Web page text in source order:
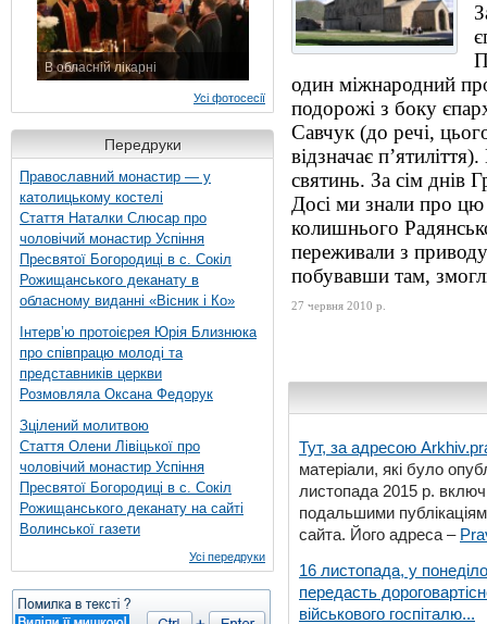
В обласній лікарні
Усі фотосесії
Передруки
Православний монастир — у
католицькому костелі
Стаття Наталки Слюсар про
чоловічий монастир Успіння
Пресвятої Богородиці в с. Сокіл
Рожищанського деканату в
обласному виданні «Вісник і Ко»
Інтерв’ю протоієрея Юрія Близнюка
про співпрацю молоді та
представників церкви
Розмовляла Оксана Федорук
Зцілений молитвою
Стаття Олени Лівіцької про
чоловічий монастир Успіння
Пресвятої Богородиці в с. Сокіл
Рожищанського деканату на сайті
Волинської газети
Усі передруки
один міжнародний
подорожі з боку
Савчук (до речі,
відзначає
святинь. За сім днів
Досі ми знали про цю
колишнього
переживали з
побувавши там,
27 червня 2010 р.
Тут, за адресою
матеріали, які було
листопада 2015 р.
подальшими
сайта. Його адреса –
16 листопада, у
передасть
військового госпіталю...